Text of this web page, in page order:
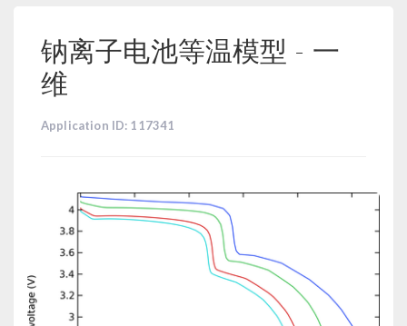
钠离子电池等温模型 - 一
维
Application ID: 117341